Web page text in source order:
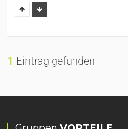
1 Eintrag gefunden